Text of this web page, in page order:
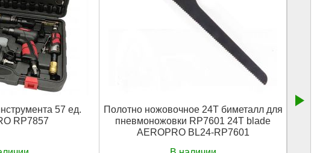
57 ед.
RP7857
Полотно ножовочное 24Т биметалл для
пневмоножовки RP7601 24T blade
AEROPRO BL24-RP7601